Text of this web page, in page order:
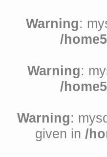
Warning:
/
Warning:
/
Warning:
given in /